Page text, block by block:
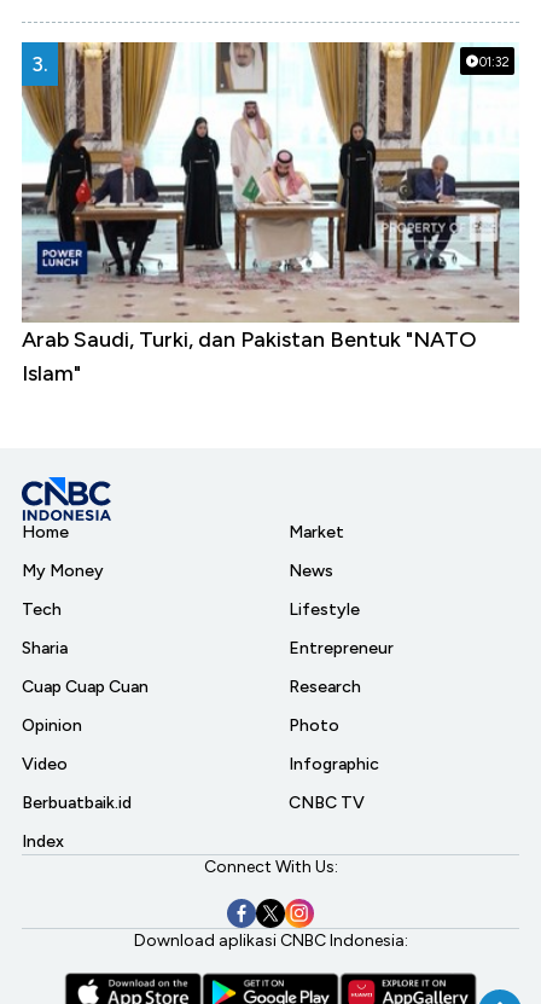
01:32
3.
Arab Saudi, Turki, dan Pakistan Bentuk "NATO
Islam"
Home
My Money
Tech
Sharia
Cuap Cuap Cuan
Opinion
Video
Berbuatbaik.id
Index
Market
News
Lifestyle
Entrepreneur
Research
Photo
Infographic
CNBC TV
Connect With Us:
Download aplikasi CNBC Indonesia: